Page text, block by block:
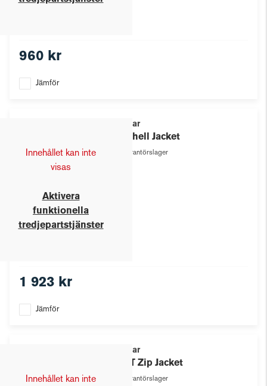
960 kr
Jämför
Innehållet kan inte
visas
Aktivera
funktionella
tredjepartstjänster
Texstar
W' Shell Jacket
Leverantörslager
1 923 kr
Jämför
Innehållet kan inte
Texstar
GRIT Zip Jacket
Leverantörslager